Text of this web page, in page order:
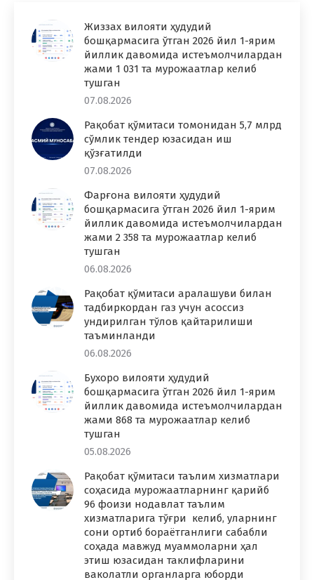
Жиззах вилояти ҳудудий
бошқармасига ўтган 2026 йил 1-ярим
йиллик давомида истеъмолчилардан
жами 1 031 та мурожаатлар келиб
тушган
07.08.2026
Рақобат қўмитаси томонидан 5,7 млрд
сўмлик тендер юзасидан иш
қўзғатилди
07.08.2026
Фарғона вилояти ҳудудий
бошқармасига ўтган 2026 йил 1-ярим
йиллик давомида истеъмолчилардан
жами 2 358 та мурожаатлар келиб
тушган
06.08.2026
Рақобат қўмитаси аралашуви билан
тадбиркордан газ учун асоссиз
ундирилган тўлов қайтарилиши
таъминланди
06.08.2026
Бухоро вилояти ҳудудий
бошқармасига ўтган 2026 йил 1-ярим
йиллик давомида истеъмолчилардан
жами 868 та мурожаатлар келиб
тушган
05.08.2026
Рақобат қўмитаси таълим хизматлари
соҳасида мурожаатларнинг қарийб
96 фоизи нодавлат таълим
хизматларига тўғри келиб, уларнинг
сони ортиб бораётганлиги сабабли
соҳада мавжуд муаммоларни ҳал
этиш юзасидан таклифларини
ваколатли органларга юборди